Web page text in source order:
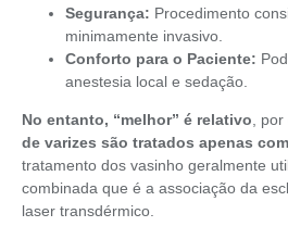
Segurança: Procedimento
minimamente invasivo.
Conforto para o Paciente:
anestesia local e sedação.
No entanto, “melhor” é relativo, por
de varizes são tratados apenas
tratamento dos vasinho geralmente
combinada que é a associação da
laser transdérmico.